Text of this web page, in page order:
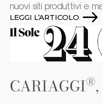
nuovi siti produttivi e
LEGGI L’ARTICOLO
CARIAGGI®